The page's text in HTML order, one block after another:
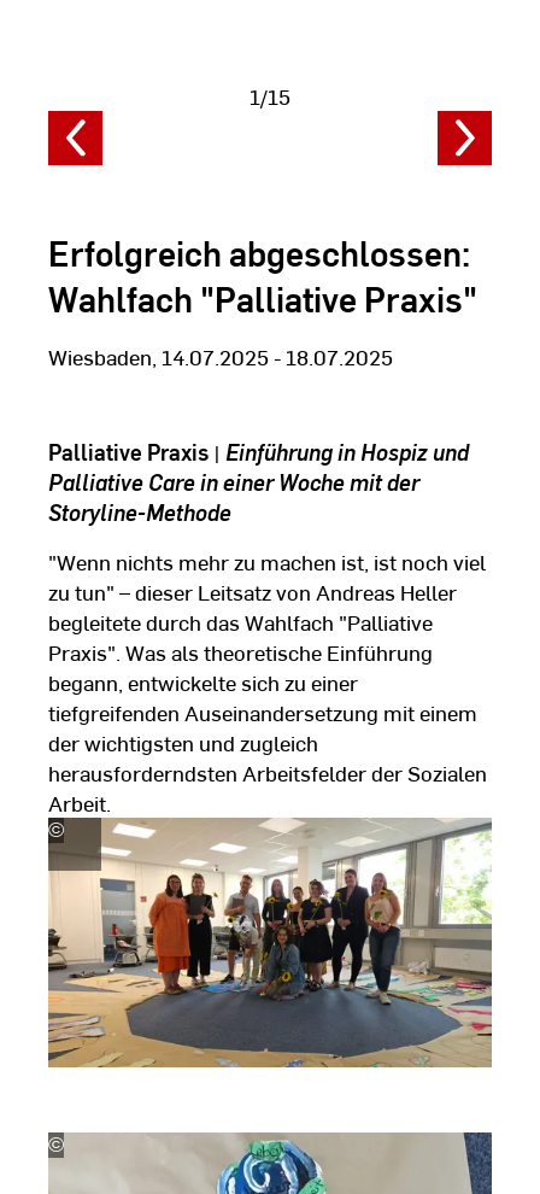
1/15
Erfolgreich abgeschlossen:
Wahlfach "Palliative Praxis"
Wiesbaden, 14.07.2025 - 18.07.2025
Palliative Praxis | Einführung in Hospiz und
Palliative Care in einer Woche mit der
Storyline-Methode
"Wenn nichts mehr zu machen ist, ist noch viel
zu tun" – dieser Leitsatz von Andreas Heller
begleitete durch das Wahlfach "Palliative
Praxis". Was als theoretische Einführung
begann, entwickelte sich zu einer
tiefgreifenden Auseinandersetzung mit einem
der wichtigsten und zugleich
herausforderndsten Arbeitsfelder der Sozialen
Arbeit.
©
Fachbereich
Sozialwesen
©
Fachbereich